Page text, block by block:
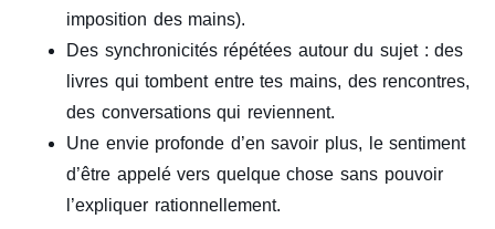
imposition des mains).
Des synchronicités répétées autour du sujet : des
livres qui tombent entre tes mains, des rencontres,
des conversations qui reviennent.
Une envie profonde d’en savoir plus, le sentiment
d’être appelé vers quelque chose sans pouvoir
l’expliquer rationnellement.